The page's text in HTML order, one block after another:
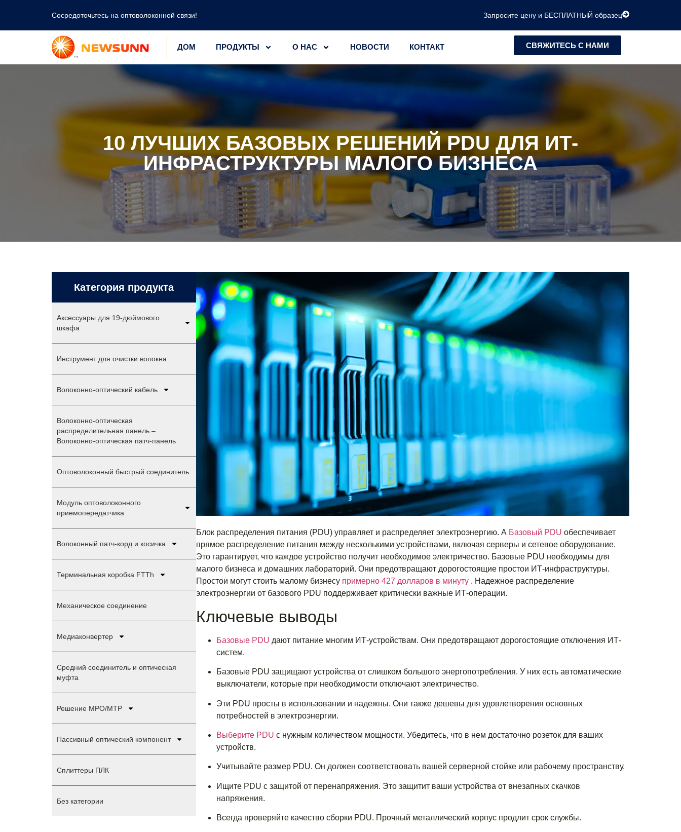
Сосредоточьтесь на оптоволоконной связи! Запросите цену и БЕСПЛАТНЫЙ образец
ДОМ ПРОДУКТЫ О НАС НОВОСТИ КОНТАКТ СВЯЖИТЕСЬ С НАМИ
10 ЛУЧШИХ БАЗОВЫХ РЕШЕНИЙ PDU ДЛЯ ИТ-
ИНФРАСТРУКТУРЫ МАЛОГО БИЗНЕСА
Категория продукта
Аксессуары для 19-дюймового
шкафа
Инструмент для очистки волокна
Волоконно-оптический кабель
Волоконно-оптическая
распределительная панель –
Волоконно-оптическая патч-панель
Оптоволоконный быстрый соединитель
Модуль оптоволоконного
приемопередатчика
Волоконный патч-корд и косичка
Терминальная коробка FTTh
Механическое соединение
Медиаконвертер
Средний соединитель и оптическая
муфта
Решение MPO/MTP
Пассивный оптический компонент
Сплиттеры ПЛК
Без категории
Блок распределения питания (PDU) управляет и распределяет электроэнергию. А Базовый PDU обеспечивает
прямое распределение питания между несколькими устройствами, включая серверы и сетевое оборудование.
Это гарантирует, что каждое устройство получит необходимое электричество. Базовые PDU необходимы для
малого бизнеса и домашних лабораторий. Они предотвращают дорогостоящие простои ИТ-инфраструктуры.
Простои могут стоить малому бизнесу примерно 427 долларов в минуту . Надежное распределение
электроэнергии от базового PDU поддерживает критически важные ИТ-операции.
Ключевые выводы
Базовые PDU дают питание многим ИТ-устройствам. Они предотвращают дорогостоящие отключения ИТ-
систем.
Базовые PDU защищают устройства от слишком большого энергопотребления. У них есть автоматические
выключатели, которые при необходимости отключают электричество.
Эти PDU просты в использовании и надежны. Они также дешевы для удовлетворения основных
потребностей в электроэнергии.
Выберите PDU с нужным количеством мощности. Убедитесь, что в нем достаточно розеток для ваших
устройств.
Учитывайте размер PDU. Он должен соответствовать вашей серверной стойке или рабочему пространству.
Ищите PDU с защитой от перенапряжения. Это защитит ваши устройства от внезапных скачков
напряжения.
Всегда проверяйте качество сборки PDU. Прочный металлический корпус продлит срок службы.